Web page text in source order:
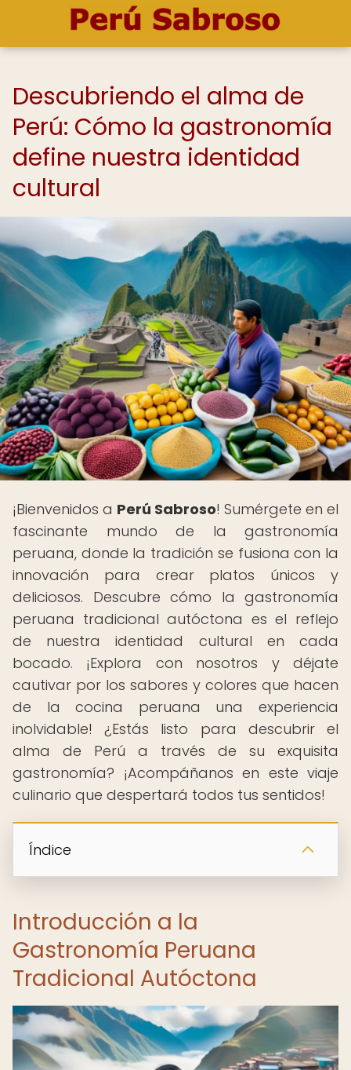
Descubriendo el alma de
Perú: Cómo la gastronomía
define nuestra identidad
cultural
¡Bienvenidos a Perú Sabroso! Sumérgete en el
fascinante mundo de la gastronomía
peruana, donde la tradición se fusiona con la
innovación para crear platos únicos y
deliciosos. Descubre cómo la gastronomía
peruana tradicional autóctona es el reflejo
de nuestra identidad cultural en cada
bocado. ¡Explora con nosotros y déjate
cautivar por los sabores y colores que hacen
de la cocina peruana una experiencia
inolvidable! ¿Estás listo para descubrir el
alma de Perú a través de su exquisita
gastronomía? ¡Acompáñanos en este viaje
culinario que despertará todos tus sentidos!
Índice
Introducción a la
Gastronomía Peruana
Tradicional Autóctona